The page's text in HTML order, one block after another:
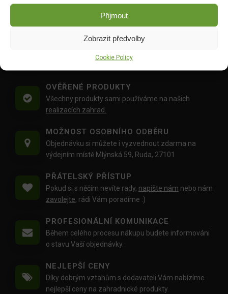
Přijmout
Zobrazit předvolby
Cookie Policy
DOPRAVA ZDARMA OD 1500 KČ
Doprava objednávek od 1500 Kč,
OVĚŘENÉ PRODUKTY
Všechny produkty sami používáme na našich
realizacích zahrad.
MOŽNOST OSOBNÍHO ODBĚRU
Objednávku si můžete i vyzvednout zdarma na
výdejním místě Mlýnská 59, Ruda, 27101
PŘÁTELSKÝ PŘÍSTUP
Pokud si s něčím nevíte rady, napište nám nebo nám
zavolejte, rádi Vám poradíme :)
PROFESIONÁLNÍ KOMUNIKACE
Během celého procesu nákupu budete informováni
o stavu Vaší objednávky.
NEJLEPŠÍ CENY
Díky dobrým vztahům s dodavateli Vám nabízíme
nejlepší ceny na zahradnické produkty.